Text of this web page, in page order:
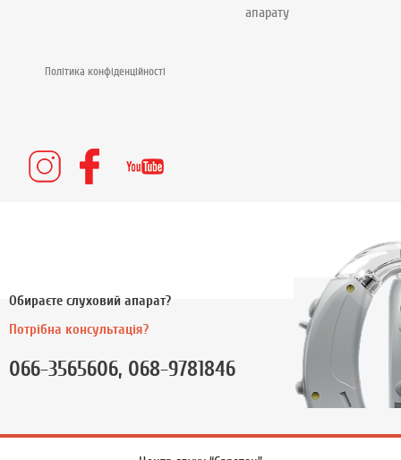
апарату
Політика конфіденційності
Обираєте слуховий апарат?
Потрібна консультація?
066-3565606, 068-9781846